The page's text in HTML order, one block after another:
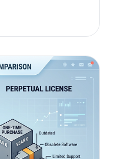
annotering och